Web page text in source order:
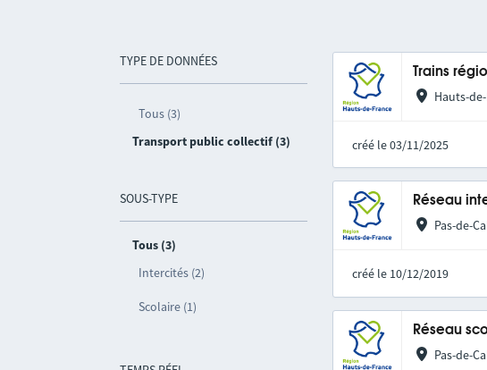
TYPE DE DONNÉES
Tous (3)
Transport public collectif (3)
SOUS-TYPE
Tous (3)
Intercités (2)
Scolaire (1)
Trains
Hauts-
créé le 03/11/2025
Réseau
Pas-de-
créé le 10/12/2019
Réseau
Pas-de-